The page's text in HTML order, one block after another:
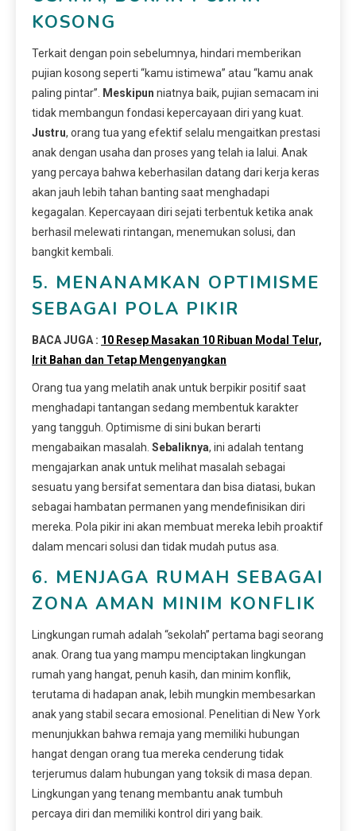
KOSONG
Terkait dengan poin sebelumnya, hindari memberikan
pujian kosong seperti “kamu istimewa” atau “kamu anak
paling pintar”.
Meskipun niatnya baik, pujian semacam ini
tidak membangun fondasi kepercayaan diri yang kuat.
Justru, orang tua yang efektif selalu mengaitkan prestasi
anak dengan usaha dan proses yang telah ia lalui. Anak
yang percaya bahwa keberhasilan datang dari kerja keras
akan jauh lebih tahan banting saat menghadapi
kegagalan. Kepercayaan diri sejati terbentuk ketika anak
berhasil melewati rintangan, menemukan solusi, dan
bangkit kembali.
5. MENANAMKAN OPTIMISME
SEBAGAI POLA PIKIR
BACA JUGA : 10 Resep Masakan 10 Ribuan Modal Telur,
Irit Bahan dan Tetap Mengenyangkan
Orang tua yang melatih anak untuk berpikir positif saat
menghadapi tantangan sedang membentuk karakter
yang tangguh. Optimisme di sini bukan berarti
mengabaikan masalah. Sebaliknya, ini adalah tentang
mengajarkan anak untuk melihat masalah sebagai
sesuatu yang bersifat sementara dan bisa diatasi, bukan
sebagai hambatan permanen yang mendefinisikan diri
mereka. Pola pikir ini akan membuat mereka lebih proaktif
dalam mencari solusi dan tidak mudah putus asa.
6. MENJAGA RUMAH SEBAGAI
ZONA AMAN MINIM KONFLIK
Lingkungan rumah adalah “sekolah” pertama bagi seorang
anak. Orang tua yang mampu menciptakan lingkungan
rumah yang hangat, penuh kasih, dan minim konflik,
terutama di hadapan anak, lebih mungkin membesarkan
anak yang stabil secara emosional. Penelitian di New York
menunjukkan bahwa remaja yang memiliki hubungan
hangat dengan orang tua mereka cenderung tidak
terjerumus dalam hubungan yang toksik di masa depan.
Lingkungan yang tenang membantu anak tumbuh
percaya diri dan memiliki kontrol diri yang baik.